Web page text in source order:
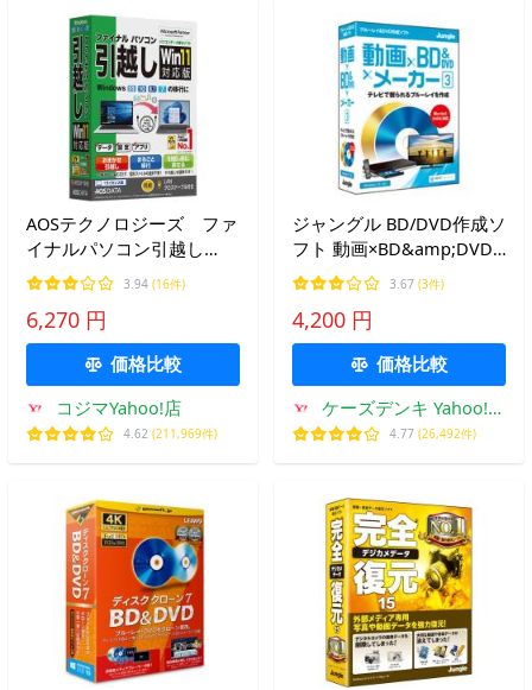
AOSテクノロジーズ ファ
イナルパソコン引越し
Win11対応版 LANクロスケ
ーブル付 FP81
3.94 (16件)
6,270 円
価格比較
コジマYahoo!店
4.62 (211,969件)
ジャングル BD/DVD作成ソ
フト 動画×BD&amp;DVD×
メーカー 3
3.67 (3件)
4,200 円
価格比較
ケーズデンキ Yahoo!シ
ョップ
4.77 (26,492件)